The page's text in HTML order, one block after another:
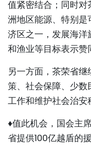
值紧密结合；同时对
洲地区能源、特别
济区之一，发展海
和渔业等目标表示赞
另一方面，茶荣省
策、社会保障、少
工作和维护社会治安
♦值此机会，国会主
省提供100亿越盾的